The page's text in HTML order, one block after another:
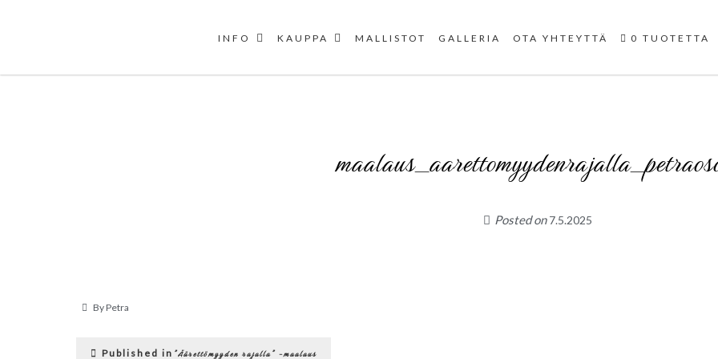
Uniikit taidetuotteet
INFO KAUPPA MALLISTOT GALLERIA OTA YHTEYTTÄ 0 TUOTETTA
Posted on7.5.2025
ByPetra
Artikkelien
Published in ”Äärettömyyden rajalla” -maalaus